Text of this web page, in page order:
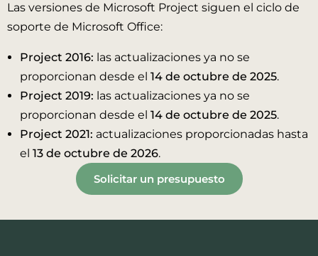
Las versiones de Microsoft Project siguen el ciclo de
soporte de Microsoft Office:
Project 2016: las actualizaciones ya no se
proporcionan desde el 14 de octubre de 2025.
Project 2019: las actualizaciones ya no se
proporcionan desde el 14 de octubre de 2025.
Project 2021: actualizaciones proporcionadas hasta
el 13 de octubre de 2026.
Solicitar un presupuesto